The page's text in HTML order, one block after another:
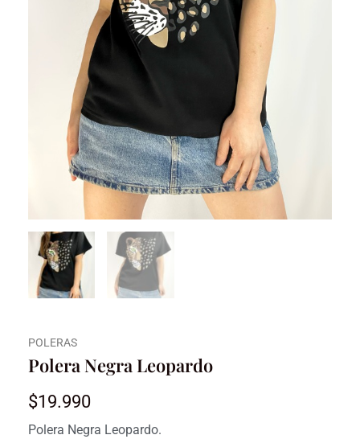
POLERAS
Polera Negra Leopardo
$19.990
Polera Negra Leopardo.